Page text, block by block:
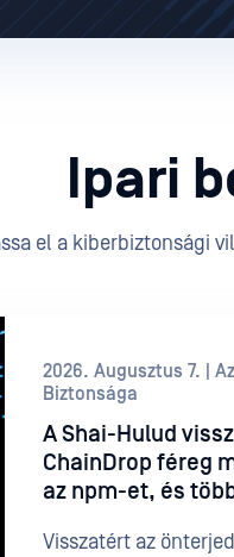
Ipari
el a kiberbiztonsági
2026. Augusztus 7. |
Biztonsága
A Shai-Hulud
ChainDrop féreg
az npm-et, és
Visszatért az